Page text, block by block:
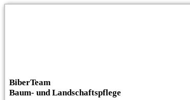
BiberTeam
Baum- und Landschaftspflege